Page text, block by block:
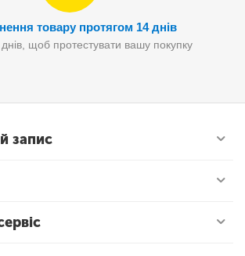
товару протягом 14 днів
щоб протестувати вашу покупку
запис